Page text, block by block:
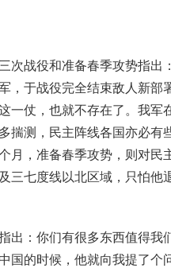
次战役和准备春季攻势指出
，于战役完全结束敌人新部
一仗，也就不存在了 。 我军
揣测，民主阵线各国亦必有
月，准备春季攻势，则对
三七度线以北区域，只怕他
出：你们有很多东西值得
国的时候，他就向我提了个